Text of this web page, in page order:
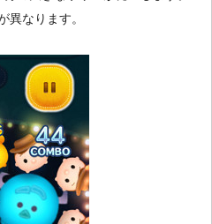
異なります。